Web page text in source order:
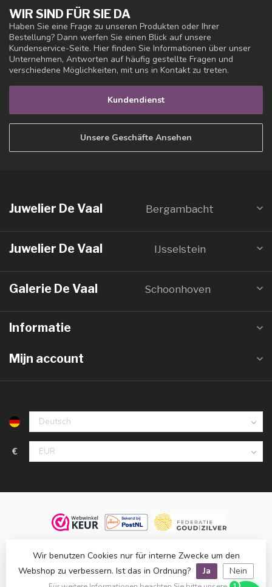
WIR SIND FÜR SIE DA
Haben Sie eine Frage zu unseren Produkten oder Ihrer
Bestellung? Dann werfen Sie einen Blick auf unsere
Kundenservice-Seite. Hier finden Sie Informationen über unser
Unternehmen, Antworten auf häufig gestellte Fragen und
verschiedene Möglichkeiten, mit uns in Kontakt zu treten.
Kundendienst
Unsere Geschäfte Ansehen
Juwelier De Vaal Bergambacht
Juwelier De Vaal IJsselstein
Galerie De Vaal Schoonhoven
Informatie
Mijn account
€
voorbehouden.
Klanten beoordelen ons met een op basis van1.514 reviews
Wir benutzen Cookies nur für interne Zwecke um den
Webshop zu verbessern. Ist das in Ordnung?
Ja Nein